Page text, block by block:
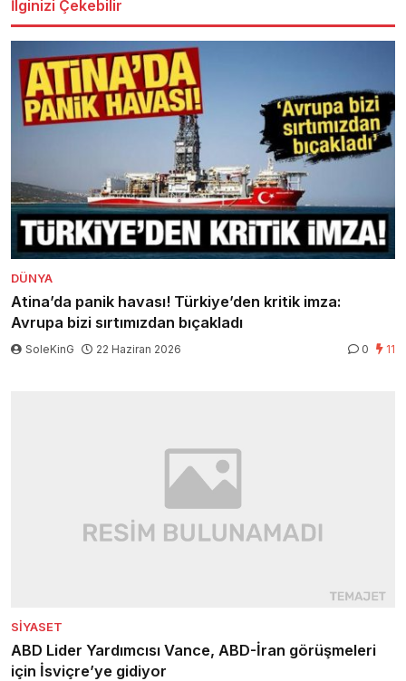
İlginizi Çekebilir
DÜNYA
Atina’da panik havası! Türkiye’den kritik imza:
Avrupa bizi sırtımızdan bıçakladı
SoleKinG 22 Haziran 2026 0 11
SIYASET
ABD Lider Yardımcısı Vance, ABD-İran görüşmeleri
için İsviçre’ye gidiyor